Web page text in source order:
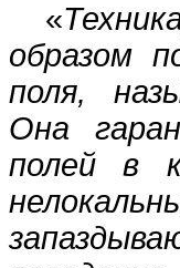
«
образом
поля,
Она
полей в